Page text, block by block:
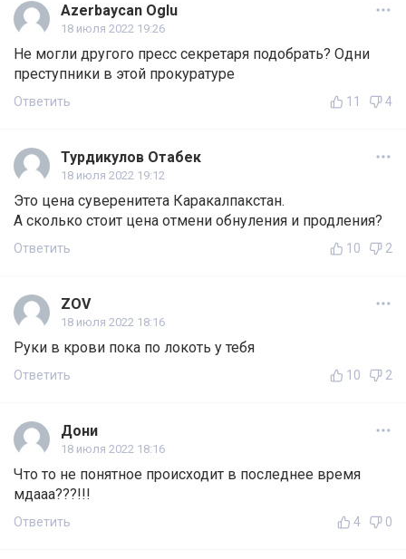
Azerbaycan Oglu
18 июля 2022 19:26
Не могли другого пресс секретаря подобрать? Одни
преступники в этой прокуратуре
Ответить 11 4
Турдикулов Отабек
18 июля 2022 19:12
Это цена суверенитета Каракалпакстан.
А сколько стоит цена отмени обнуления и продления?
Ответить 10 2
ZOV
18 июля 2022 18:16
Руки в крови пока по локоть у тебя
Ответить 10 2
Дони
18 июля 2022 18:16
Что то не понятное происходит в последнее время
мдааа???!!!
Ответить 4 0